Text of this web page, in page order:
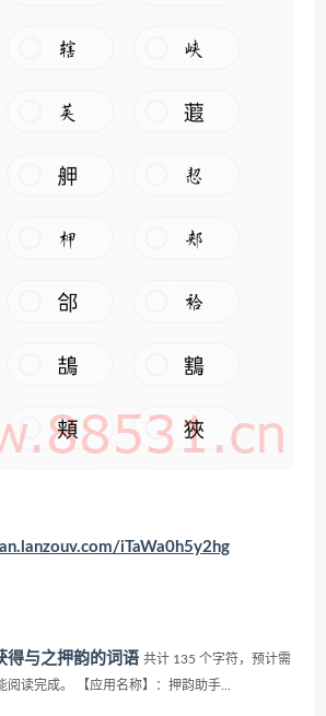
iTaWa0h5y2hg
得与之押韵的词语 共计 135 个字符，预计需
阅读完成。 【应用名称】：押韵助手...